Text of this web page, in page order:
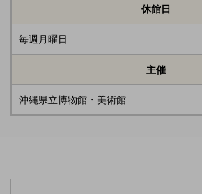
休館日
毎週月曜日
主催
沖縄県立博物館・美術館